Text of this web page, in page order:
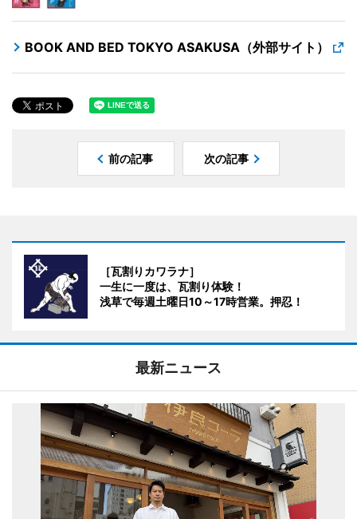
BOOK AND BED TOKYO ASAKUSA（外部サイト）
前の記事 次の記事
［瓦割りカワラナ］
一生に一度は、瓦割り体験！
浅草で毎週土曜日10～17時営業。押忍！
最新ニュース